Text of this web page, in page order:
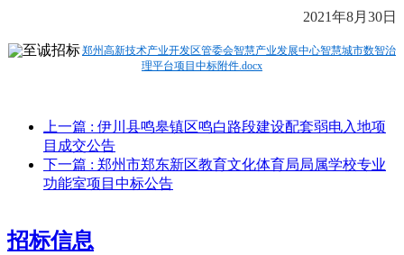
2021年8月30日
郑州高新技术产业开发区管委会智慧产业发展中心智慧城市数智治
理平台项目中标附件.docx
上一篇 : 伊川县鸣皋镇区鸣白路段建设配套弱电入地项
目成交公告
下一篇 : 郑州市郑东新区教育文化体育局局属学校专业
功能室项目中标公告
招标信息